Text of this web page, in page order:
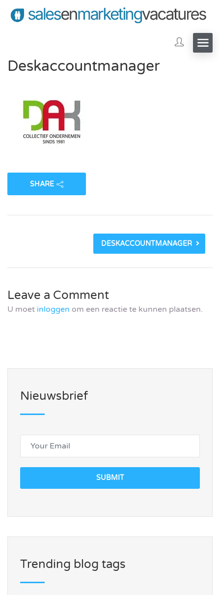
Deskaccountmanager
SHARE
DESKACCOUNTMANAGER
Leave a Comment
U moet inloggen om een reactie te kunnen plaatsen.
Nieuwsbrief
SUBMIT
Trending blog tags